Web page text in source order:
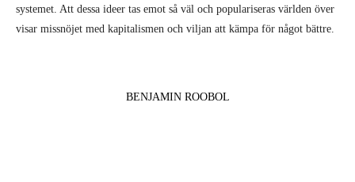
systemet. Att dessa ideer tas emot så väl och populariseras världen över
visar missnöjet med kapitalismen och viljan att kämpa för något bättre.
BENJAMIN ROOBOL